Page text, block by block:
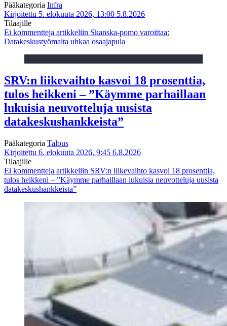
Pääkategoria Infra
Kirjoitettu 5. elokuuta 2026, 13:00 5.8.2026
Tilaajille
Ei kommentteja artikkeliin Skanska-pomo varoittaa:
Datakeskustyömaita uhkaa osaajapula
SRV:n liikevaihto kasvoi 18 prosenttia,
tulos heikkeni – ”Käymme parhaillaan
lukuisia neuvotteluja uusista
datakeskushankkeista”
Pääkategoria Talous
Kirjoitettu 6. elokuuta 2026, 9:45 6.8.2026
Tilaajille
Ei kommentteja artikkeliin SRV:n liikevaihto kasvoi 18 prosenttia,
tulos heikkeni – ”Käymme parhaillaan lukuisia neuvotteluja uusista
datakeskushankkeista”